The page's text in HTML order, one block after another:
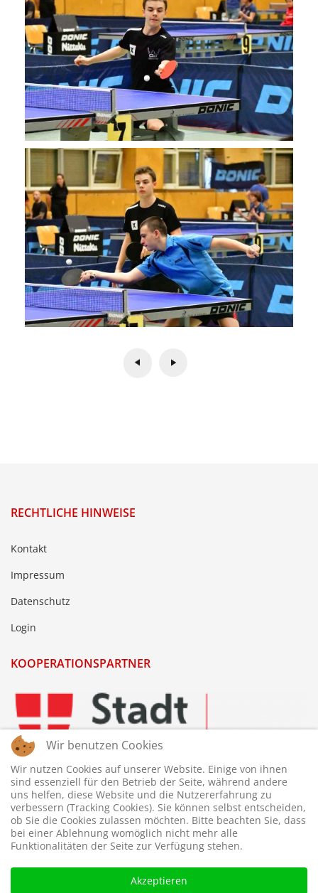
RECHTLICHE HINWEISE
Kontakt
Impressum
Datenschutz
Login
KOOPERATIONSPARTNER
Wir benutzen Cookies
Wir nutzen Cookies auf unserer Website. Einige von ihnen
sind essenziell für den Betrieb der Seite, während andere
uns helfen, diese Website und die Nutzererfahrung zu
verbessern (Tracking Cookies). Sie können selbst entscheiden,
ob Sie die Cookies zulassen möchten. Bitte beachten Sie, dass
bei einer Ablehnung womöglich nicht mehr alle
Funktionalitäten der Seite zur Verfügung stehen.
Akzeptieren